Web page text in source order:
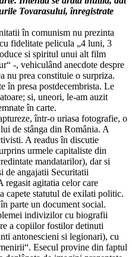
Tovarasului, înregistrate
în comunism nu prezinta
fidelitate pelicula „4 luni, 3
si spiritul unui alt film
-, vehiculând anecdote despre
nu prea constituie o surpriza.
în presa postdecembrista. Le
si, uneori, le-am auzit
în carte.
într-o uriasa fotografie, o
de stânga din România. A
A readus în discutie
urmele capitaliste din
mandatarilor), dar si
de angajatii Securitatii
regasit agitatia celor care
capete statutul de exilati politic.
parte un document social.
indivizilor cu biografii
a copiilor fostilor detinuti
antonescieni si legionari), cu
Esecul provine din faptul